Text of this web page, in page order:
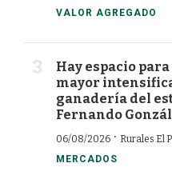
VALOR AGREGADO
Hay espacio
mayor
ganadería del
Fernando
06/08/2026 · Rurales El
MERCADOS